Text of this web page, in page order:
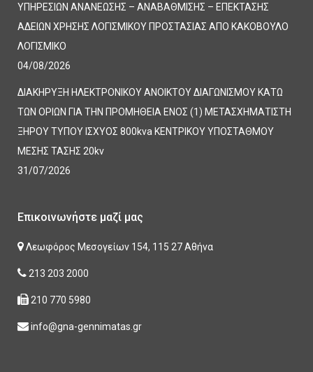
ΥΠΗΡΕΣΙΩΝ ΑΝΑΝΕΩΣΗΣ – ΑΝΑΒΑΘΜΙΣΗΣ – ΕΠΕΚΤΑΣΗΣ
ΑΔΕΙΩΝ ΧΡΗΣΗΣ ΛΟΓΙΣΜΙΚΟΥ ΠΡΟΣΤΑΣΙΑΣ ΑΠΟ ΚΑΚΟΒΟΥΛΟ
ΛΟΓΙΣΜΙΚΟ
04/08/2026
ΔΙΑΚΗΡΥΞΗ ΗΛΕΚΤΡΟΝΙΚΟΥ ΑΝΟΙΚΤΟΥ ΔΙΑΓΩΝΙΣΜΟΥ ΚΑΤΩ
ΤΩΝ ΟΡΙΩΝ ΓΙΑ ΤΗΝ ΠΡΟΜΗΘΕΙΑ ΕΝΟΣ (1) ΜΕΤΑΣΧΗΜΑΤΙΣΤΗ
ΞΗΡΟΥ ΤΥΠΟΥ ΙΣΧΥΟΣ 800kva ΚΕΝΤΡΙΚΟΥ ΥΠΟΣΤΑΘΜΟΥ
ΜΕΣΗΣ ΤΑΣΗΣ 20kv
31/07/2026
Επικοινωνήστε μαζί μας
Λεωφόρος Μεσογείων 154, 115 27 Αθήνα
213 203 2000
210 770 5980
info@gna-gennimatas.gr